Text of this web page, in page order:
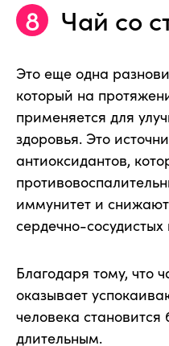
Чай со
Это еще одна
который на
применяется для
здоровья. Это
антиоксидантов,
иммунитет и
сердечно-сосудистых
Благодаря тому, что
оказывает
человека
длительным.